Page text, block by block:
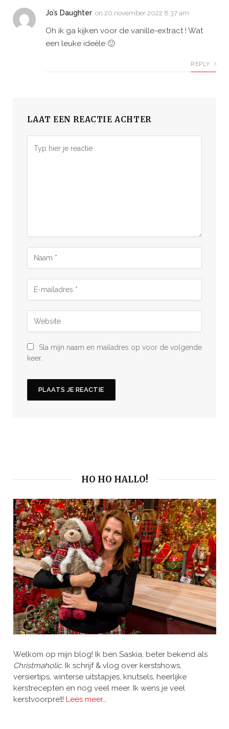
Jo’s Daughter on 20 november 2022 8:37 am
Oh ik ga kijken voor de vanille-extract ! Wat
een leuke ideële 🙂
REPLY
LAAT EEN REACTIE ACHTER
Sla mijn naam en mailadres op voor de volgende
keer.
HO HO HALLO!
Welkom op mijn blog! Ik ben Saskia, beter bekend als
Christmaholic. Ik schrijf & vlog over kerstshows,
versiertips, winterse uitstapjes, knutsels, heerlijke
kerstrecepten en nog veel meer. Ik wens je veel
kerstvoorpret! Lees meer…